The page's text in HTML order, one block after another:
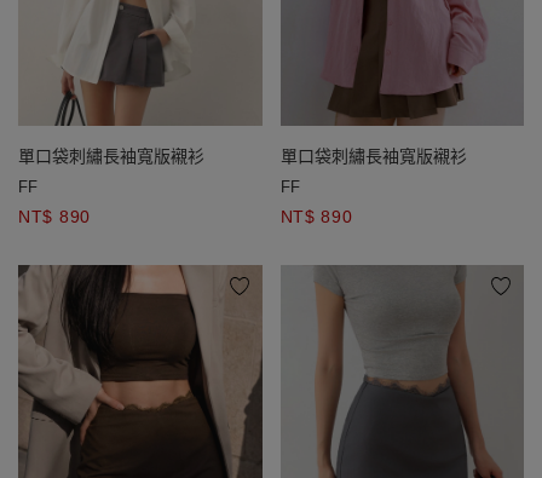
單口袋刺繡長袖寬版襯衫
FF
NT$ 890
單口袋刺繡長袖寬版襯衫
FF
NT$ 890